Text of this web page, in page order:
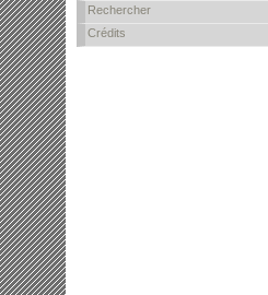
Rechercher
Crédits